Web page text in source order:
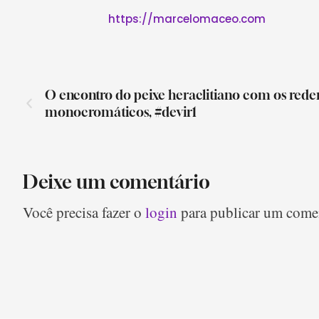
https://marcelomaceo.com
O encontro do peixe heraclitiano com os
monocromáticos, #devir1
Deixe um comentário
Você precisa fazer o login para publicar um